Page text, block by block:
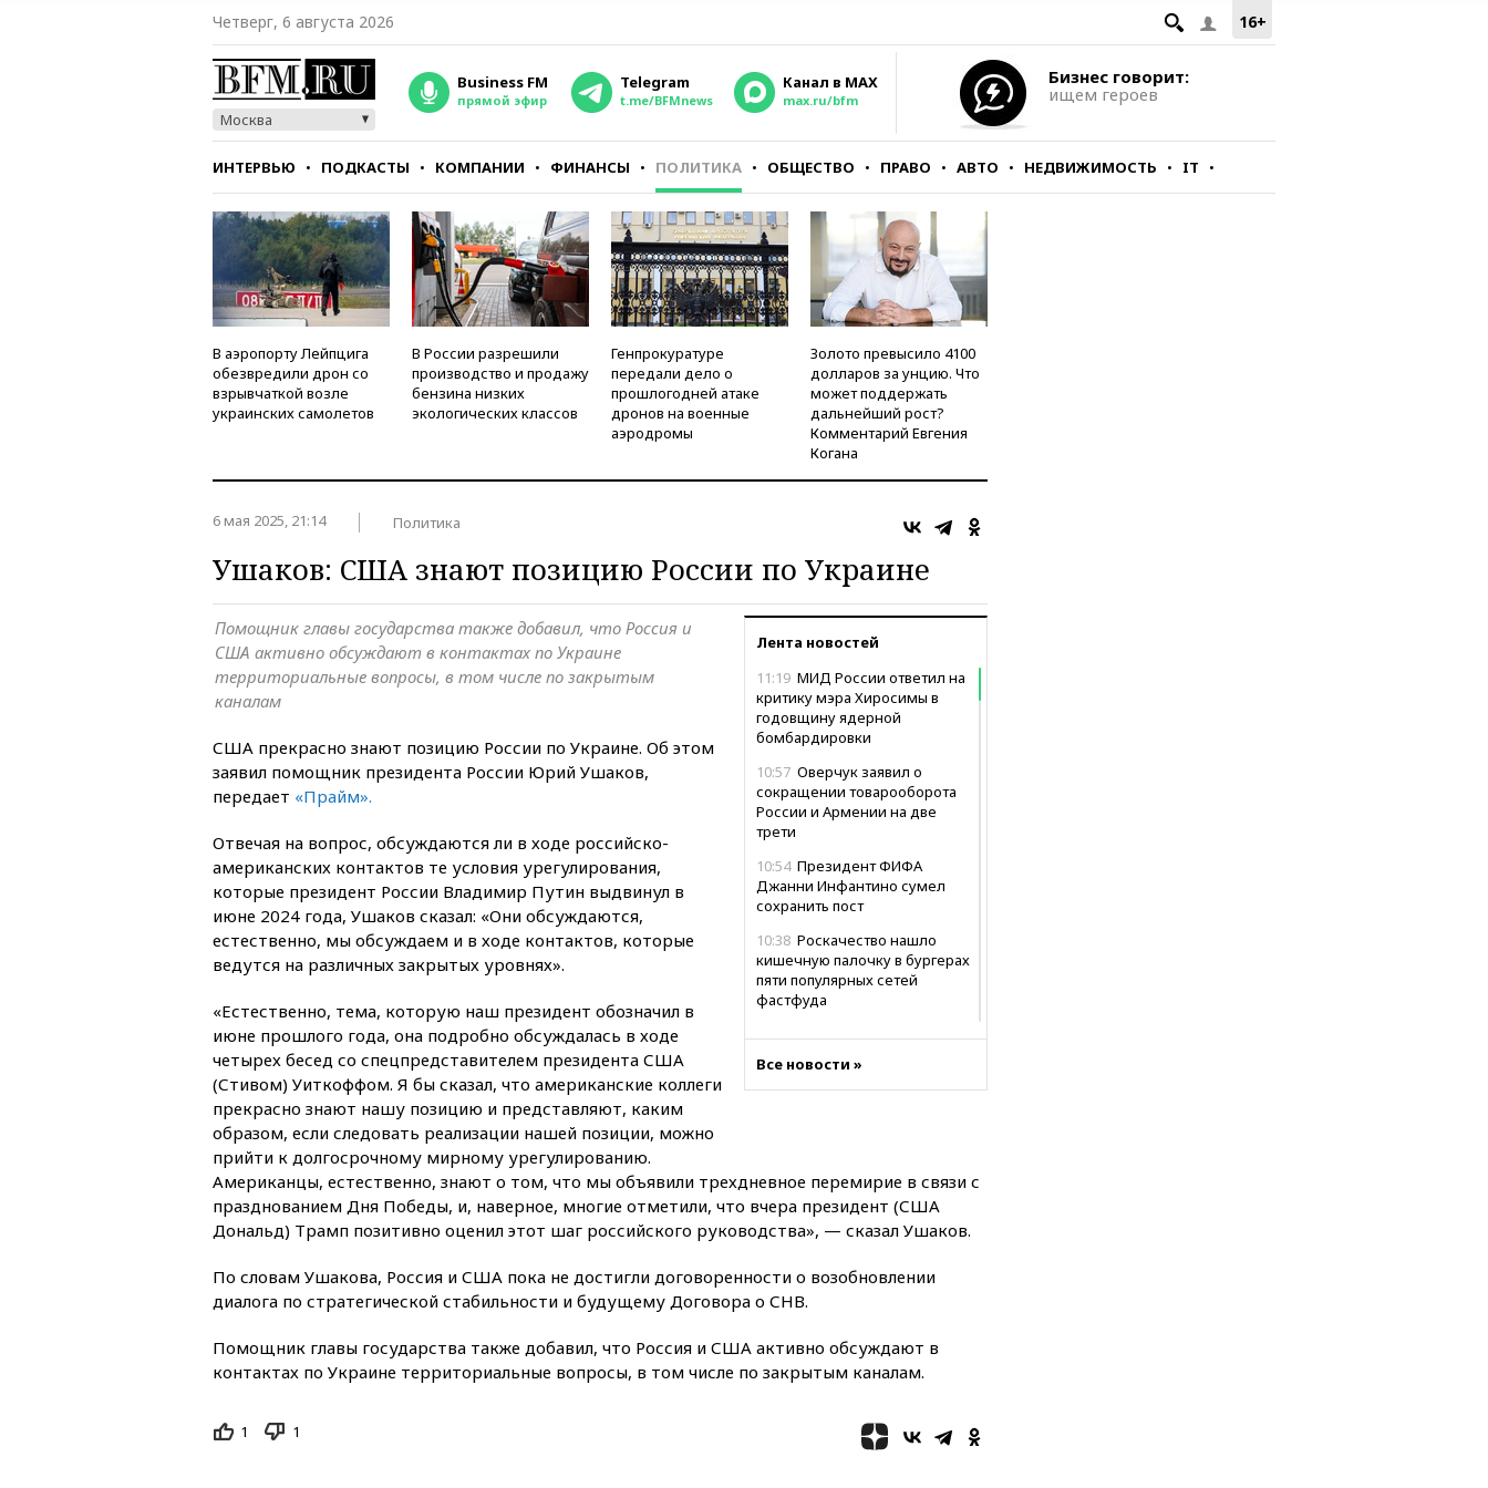
16+
Четверг, 6 августа 2026
Москва
Business FM
прямой эфир
Telegram
t.me/BFMnews
Канал в MAX
max.ru/bfm
Бизнес говорит:
ищем героев
ИНТЕРВЬЮ ПОДКАСТЫ КОМПАНИИ ФИНАНСЫ ПОЛИТИКА ОБЩЕСТВО ПРАВО АВТО НЕДВИЖИМОСТЬ IT
СТИЛЬ ТЕСТЫ
В аэропорту Лейпцига
обезвредили дрон со
взрывчаткой возле
украинских самолетов
В России разрешили
производство и продажу
бензина низких
экологических классов
Генпрокуратуре
передали дело о
прошлогодней атаке
дронов на военные
аэродромы
Золото превысило 4100
долларов за унцию. Что
может поддержать
дальнейший рост?
Комментарий Евгения
Когана
6 мая 2025, 21:14 Политика
Ушаков: США знают позицию России по Украине
Лента новостей
11:19 МИД России ответил на
критику мэра Хиросимы в
годовщину ядерной
бомбардировки
10:57 Оверчук заявил о
сокращении товарооборота
России и Армении на две
трети
10:54 Президент ФИФА
Джанни Инфантино сумел
сохранить пост
10:38 Роскачество нашло
кишечную палочку в бургерах
пяти популярных сетей
фастфуда
произошедшего с Cessna-182
09:59The Spectator:
отсутствие ракет для Patriot у
Украины приведет к
поражению Киева
09:54 МВД Германии:
инцидент с дроном в
09:32 В Тверской области
Все новости »
Помощник главы государства также добавил, что Россия и
США активно обсуждают в контактах по Украине
территориальные вопросы, в том числе по закрытым
каналам
США прекрасно знают позицию России по Украине. Об этом
заявил помощник президента России Юрий Ушаков,
передает «Прайм».
Отвечая на вопрос, обсуждаются ли в ходе российско-
американских контактов те условия урегулирования,
которые президент России Владимир Путин выдвинул в
июне 2024 года, Ушаков сказал: «Они обсуждаются,
естественно, мы обсуждаем и в ходе контактов, которые
ведутся на различных закрытых уровнях».
«Естественно, тема, которую наш президент обозначил в
июне прошлого года, она подробно обсуждалась в ходе
четырех бесед со спецпредставителем президента США
(Стивом) Уиткоффом. Я бы сказал, что американские коллеги
прекрасно знают нашу позицию и представляют, каким
образом, если следовать реализации нашей позиции, можно
прийти к долгосрочному мирному урегулированию.
Американцы, естественно, знают о том, что мы объявили трехдневное перемирие в связи с
празднованием Дня Победы, и, наверное, многие отметили, что вчера президент (США
Дональд) Трамп позитивно оценил этот шаг российского руководства», — сказал Ушаков.
По словам Ушакова, Россия и США пока не достигли договоренности о возобновлении
диалога по стратегической стабильности и будущему Договора о СНВ.
Помощник главы государства также добавил, что Россия и США активно обсуждают в
контактах по Украине территориальные вопросы, в том числе по закрытым каналам.
1 1